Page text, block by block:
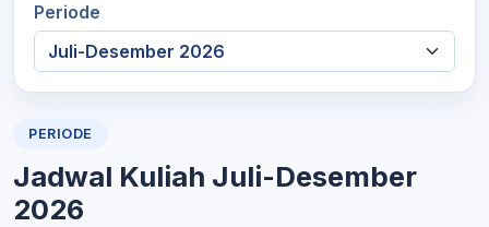
Periode
PERIODE
Jadwal Kuliah Juli-Desember
2026